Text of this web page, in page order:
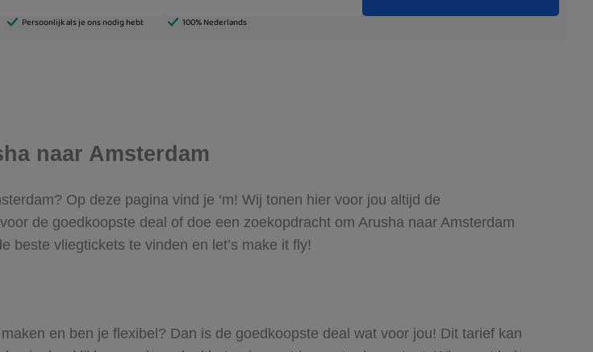
naar Amsterdam
Op deze pagina vind je ‘m! Wij tonen hier voor jou altijd de
de goedkoopste deal of doe een zoekopdracht om Arusha naar Amsterdam
beste vliegtickets te vinden en let’s make it fly!
en ben je flexibel? Dan is de goedkoopste deal wat voor jou! Dit tarief kan